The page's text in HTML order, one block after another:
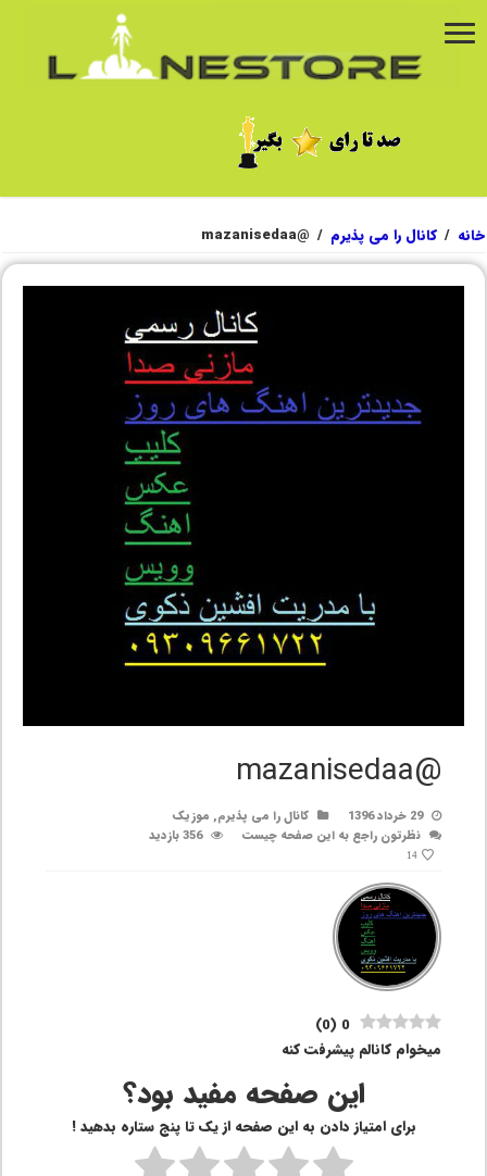
خانه / کانال را می پذیرم /
@mazanisedaa
@mazanisedaa
29 خرداد 1396 کانال را می پذیرم, موزیک
نظرتون راجع به این صفحه چیست
356 بازدید
14
0
(
0
)
میخوام کانالم پیشرفت کنه
این صفحه مفید بود؟
برای امتیاز دادن به این صفحه از یک تا پنج ستاره بدهید !